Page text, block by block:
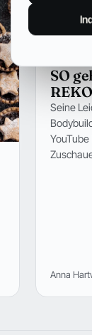
SO
Seine
YouTube
Anna